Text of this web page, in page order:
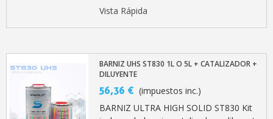
Vista Rápida
BARNIZ UHS ST830 1L O 5L + CATALIZADOR +
DILUYENTE
56,36 € (impuestos inc.)
BARNIZ ULTRA HIGH SOLID ST830 Kit